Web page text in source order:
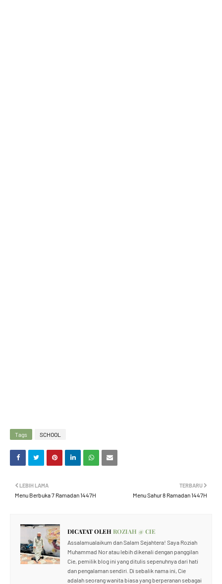
Tags SCHOOL
TERBARU
Menu Sahur 8 Ramadan 1447H
LEBIH LAMA
Menu Berbuka 7 Ramadan 1447H
DICATAT OLEH ROZIAH @ CIE
Assalamualaikum dan Salam Sejahtera! Saya Roziah
Muhammad Nor atau lebih dikenali dengan panggilan
Cie, pemilik blog ini yang ditulis sepenuhnya dari hati
dan pengalaman sendiri. Di sebalik nama ini, Cie
adalah seorang wanita biasa yang berperanan sebagai